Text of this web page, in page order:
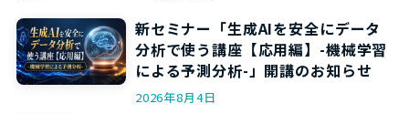
新セミナー「生成AIを安全にデータ
分析で使う講座【応用編】-機械学習
による予測分析-」開講のお知らせ
2026年8月4日